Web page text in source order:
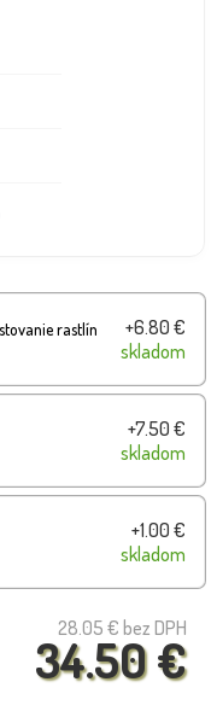
rastlín
+6.80 €
skladom
+7.50 €
skladom
+1.00 €
skladom
28.05 € bez DPH
34.50 €